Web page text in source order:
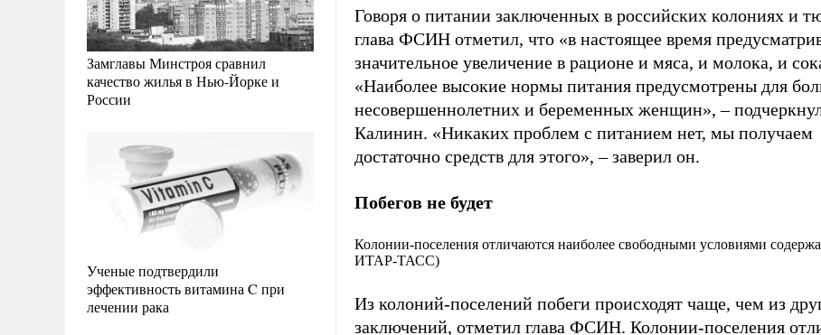
Замглавы Минстроя сравнил
качество жилья в Нью-Йорке и
России
Ученые подтвердили
эффективность витамина C при
лечении рака
Говоря о питании заключенных в российских колониях и
глава ФСИН отметил, что «в настоящее время
значительное увеличение в рационе и мяса, и молока, и
«Наиболее высокие нормы питания предусмотрены для
несовершеннолетних и беременных женщин», –
Калинин. «Никаких проблем с питанием нет, мы получаем
достаточно средств для этого», – заверил он.
Побегов не будет
Колонии-поселения отличаются наиболее свободными условиями
ИТАР-ТАСС)
Из колоний-поселений побеги происходят чаще, чем из
заключений, отметил глава ФСИН. Колонии-поселения